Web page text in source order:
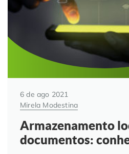
6 de ago 2021
Mirela Modestina
Armazenamento
documentos: